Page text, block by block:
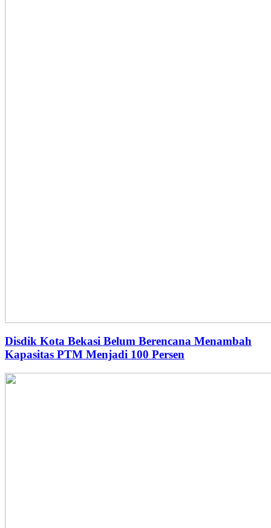
Disdik Kota Bekasi Belum Berencana Menambah
Kapasitas PTM Menjadi 100 Persen